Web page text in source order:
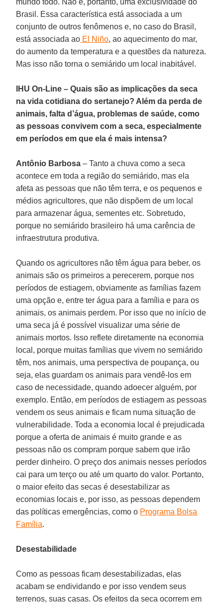
Brasil. Essa característica está associada a um
conjunto de outros fenômenos e, no caso do Brasil,
está associada ao El Niño, ao aquecimento do mar,
do aumento da temperatura e a questões da natureza.
Mas isso não torna o semiárido um local inabitável.
IHU On-Line – Quais são as implicações da seca
na vida cotidiana do sertanejo? Além da perda de
animais, falta d’água, problemas de saúde, como
as pessoas convivem com a seca, especialmente
em períodos em que ela é mais intensa?
Antônio Barbosa– Tanto a chuva como a seca
acontece em toda a região do semiárido, mas ela
afeta as pessoas que não têm terra, e os pequenos e
médios agricultores, que não dispõem de um local
para armazenar água, sementes etc. Sobretudo,
porque no semiárido brasileiro há uma carência de
infraestrutura produtiva.
Quando os agricultores não têm água para beber, os
animais são os primeiros a perecerem, porque nos
períodos de estiagem, obviamente as famílias fazem
uma opção e, entre ter água para a família e para os
animais, os animais perdem. Por isso que no início de
uma seca já é possível visualizar uma série de
animais mortos. Isso reflete diretamente na economia
local, porque muitas famílias que vivem no semiárido
têm, nos animais, uma perspectiva de poupança, ou
seja, elas guardam os animais para vendê-los em
caso de necessidade, quando adoecer alguém, por
exemplo. Então, em períodos de estiagem as pessoas
vendem os seus animais e ficam numa situação de
vulnerabilidade. Toda a economia local é prejudicada
porque a oferta de animais é muito grande e as
pessoas não os compram porque sabem que irão
perder dinheiro. O preço dos animais nesses períodos
cai para um terço ou até um quarto do valor. Portanto,
o maior efeito das secas é desestabilizar as
economias locais e, por isso, as pessoas dependem
das políticas emergências, como o Programa Bolsa
Família.
Desestabilidade
Como as pessoas ficam desestabilizadas, elas
acabam se endividando e por isso vendem seus
terrenos, suas casas. Os efeitos da seca ocorrem em